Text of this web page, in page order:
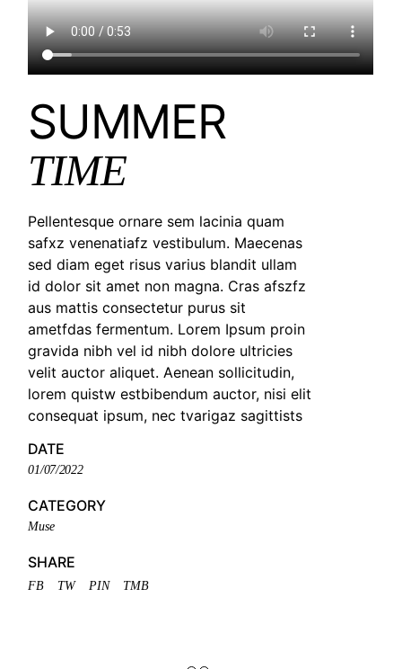
SUMMER
TIME
Pellentesque ornare sem lacinia quam
safxz venenatiafz vestibulum. Maecenas
sed diam eget risus varius blandit ullam
id dolor sit amet non magna. Cras afszfz
aus mattis consectetur purus sit
ametfdas fermentum. Lorem Ipsum proin
gravida nibh vel id nibh dolore ultricies
velit auctor aliquet. Aenean sollicitudin,
lorem quistw estbibendum auctor, nisi elit
consequat ipsum, nec tvarigaz sagittists
DATE
01/07/2022
CATEGORY
Muse
SHARE
FB TW PIN TMB